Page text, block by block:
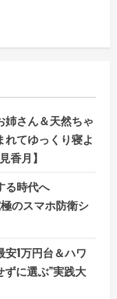
姉さん＆天然ちゃ
てゆっくり寝よ
香月】
る時代へ
のスマホ防衛シ
安1万円台＆ハワ
に選ぶ”実践大